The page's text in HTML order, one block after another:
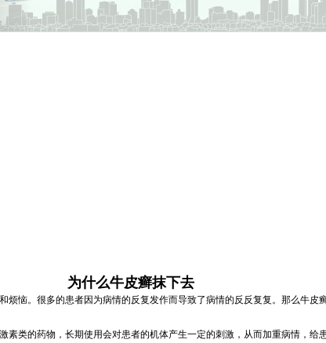
为什么牛皮癣抹下去
恼。很多的患者因为病情的反复发作而导致了病情的反反复复。那么牛
类的药物，长期使用会对患者的机体产生一定的刺激，从而加重病情，